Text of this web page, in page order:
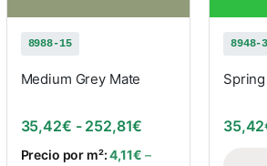
precios: desde 35,42€ hasta 252,81€
8988-15
Medium Grey Mate
35,42€ - 252,81€ Rango de
Precio por m²:4,11€ –
8948-
35,42